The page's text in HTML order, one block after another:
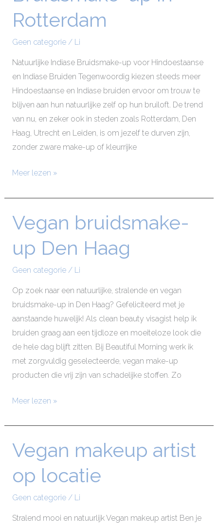
Rotterdam
Geen categorie/ Li
Natuurlijke Indiase Bruidsmake-up voor Hindoestaanse
en Indiase Bruiden Tegenwoordig kiezen steeds meer
Hindoestaanse en Indiase bruiden ervoor om trouw te
blijven aan hun natuurlijke zelf op hun bruiloft. De trend
van nu, en zeker ook in steden zoals Rotterdam, Den
Haag, Utrecht en Leiden, is om jezelf te durven zijn,
zonder zware make-up of kleurrijke
in
Meer lezen »
Vegan bruidsmake-
up Den Haag
Geen categorie/ Li
Op zoek naar een natuurlijke, stralende en vegan
bruidsmake-up in Den Haag? Gefeliciteerd met je
aanstaande huwelijk! Als clean beauty visagist help ik
bruiden graag aan een tijdloze en moeiteloze look die
de hele dag blijft zitten. Bij Beautiful Morning werk ik
met zorgvuldig geselecteerde, vegan make-up
producten die vrij zijn van schadelijke stoffen. Zo
Vegan
bruidsmake-
up
Den
Haag
Meer lezen »
Vegan makeup artist
op locatie
Geen categorie/ Li
Stralend mooi en natuurlijk Vegan makeup artist Ben je
Vegan
makeup
artist
locatie